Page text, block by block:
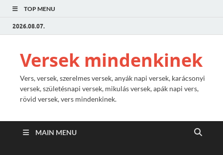
TOP MENU
2026.08.07.
Versek mindenkinek
Vers, versek, szerelmes versek, anyák napi versek, karácsonyi
versek, születésnapi versek, mikulás versek, apák napi vers,
rövid versek, vers mindenkinek.
MAIN MENU